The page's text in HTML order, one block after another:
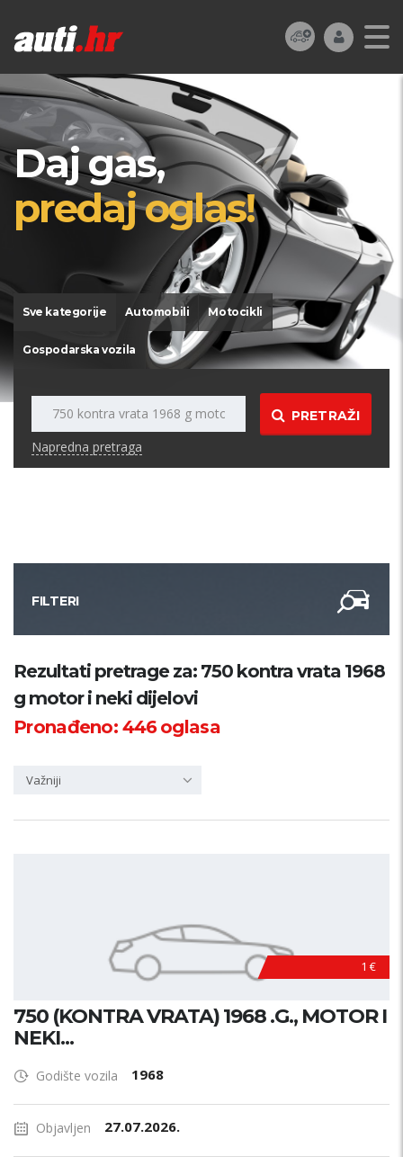
Daj gas,
predaj oglas!
Sve kategorije Automobili Motocikli
Gospodarska vozila
PRETRAŽI
Napredna pretraga
FILTERI
Kategorija
Županija
Rezultati pretrage za: 750 kontra vrata 1968
g motor i neki dijelovi
Pronađeno:446oglasa
Važniji
1 €
750 (KONTRA VRATA) 1968 .G., MOTOR I
NEKI...
Godište vozila 1968
Objavljen 27.07.2026.